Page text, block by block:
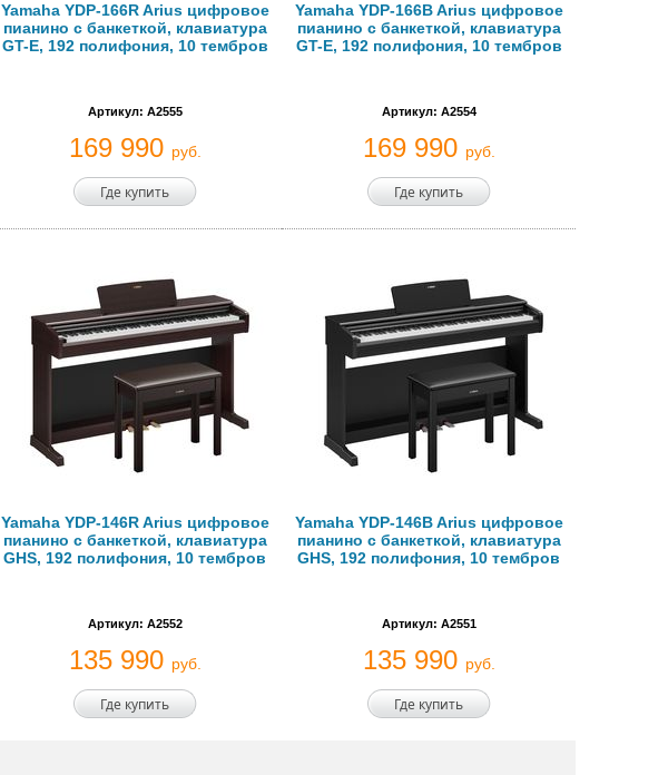
Yamaha YDP-166R Arius цифровое
пианино с банкеткой, клавиатура
GT-E, 192 полифония, 10 тембров
Артикул: A2555
169 990 руб.
Где купить
Yamaha YDP-166B Arius цифровое
пианино с банкеткой, клавиатура
GT-E, 192 полифония, 10 тембров
Артикул: A2554
169 990 руб.
Где купить
Yamaha YDP-146R Arius цифровое
пианино с банкеткой, клавиатура
GHS, 192 полифония, 10 тембров
Артикул: A2552
135 990 руб.
Где купить
Yamaha YDP-146B Arius цифровое
пианино с банкеткой, клавиатура
GHS, 192 полифония, 10 тембров
Артикул: A2551
135 990 руб.
Где купить